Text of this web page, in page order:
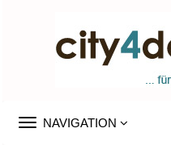
TOGGLE
NAVIGATION